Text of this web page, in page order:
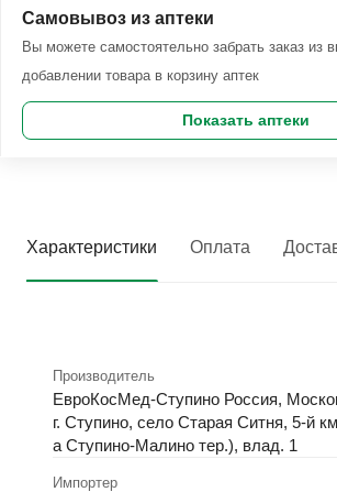
Самовывоз из аптеки
Вы можете самостоятельно забрать заказ из
добавлении товара в корзину аптек
Показать аптеки
Характеристики Оплата
Производитель
ЕвроКосМед-Ступино Россия,
г. Ступино, село Старая Ситня, 5-й
а Ступино-Малино тер.), влад. 1
Импортер